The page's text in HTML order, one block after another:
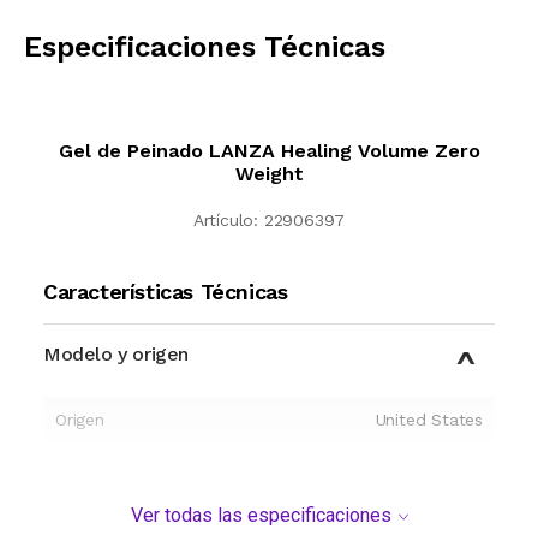
Especificaciones Técnicas
Gel de Peinado LANZA Healing Volume Zero
Weight
Artículo: 22906397
Características Técnicas
Modelo y origen
Origen United States
Ver todas las especificaciones